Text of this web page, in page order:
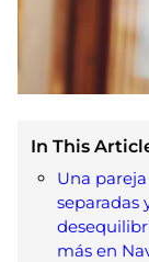
In This
Una
separadas
más en